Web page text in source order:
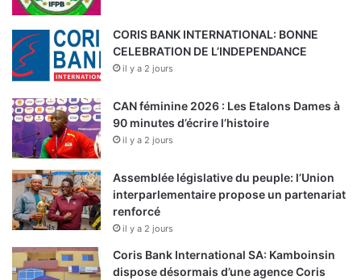
CORIS BANK INTERNATIONAL: BONNE
CELEBRATION DE L’INDEPENDANCE
il y a 2 jours
CAN féminine 2026 : Les Etalons Dames à
90 minutes d’écrire l’histoire
il y a 2 jours
Assemblée législative du peuple: l’Union
interparlementaire propose un partenariat
renforcé
il y a 2 jours
Coris Bank International SA: Kamboinsin
dispose désormais d’une agence Coris